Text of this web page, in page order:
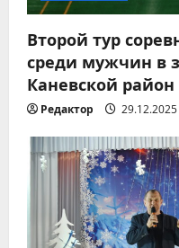
Второй тур
среди мужчин в
Каневской район
Редактор 29.12.2025
3
4